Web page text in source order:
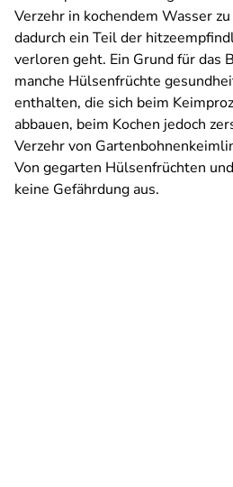
Verzehr in kochendem Wasser
dadurch ein Teil der
verloren geht. Ein Grund für das
manche Hülsenfrüchte
enthalten, die sich beim
abbauen, beim Kochen jedoch
Verzehr von
Von gegarten Hülsenfrüchten
keine Gefährdung aus.